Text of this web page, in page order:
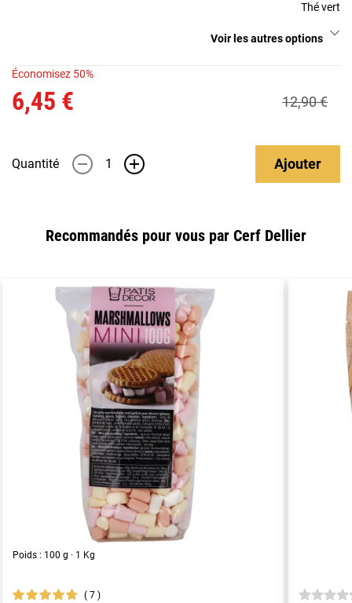
Thé vert
Voir les autres options
Économisez 50%
6,45 € 12,90 €
Quantité - + Ajouter
Recommandés pour vous par Cerf Dellier
Poids : 100 g · 1 Kg
7